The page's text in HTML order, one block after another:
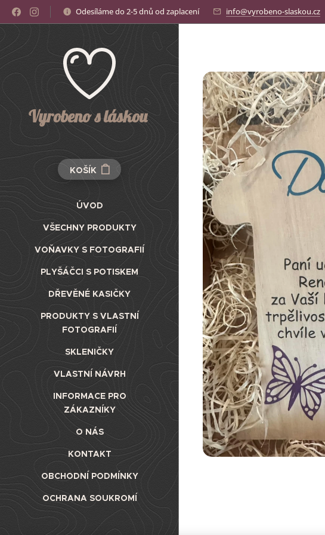
Odesíláme do 2-5 dnů od zaplacení info@vyrobeno-slaskou.cz
Vyrobeno s láskou
KOŠÍK
ÚVOD
VŠECHNY PRODUKTY
VOŇAVKY S FOTOGRAFIÍ
PLYŠÁČCI S POTISKEM
DŘEVĚNÉ KASIČKY
PRODUKTY S VLASTNÍ
FOTOGRAFIÍ
SKLENIČKY
VLASTNÍ NÁVRH
INFORMACE PRO
ZÁKAZNÍKY
O NÁS
KONTAKT
OBCHODNÍ PODMÍNKY
OCHRANA SOUKROMÍ